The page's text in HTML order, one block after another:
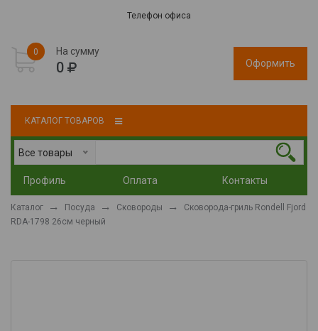
Телефон офиса
0 На сумму
0 Оформить
КАТАЛОГ ТОВАРОВ
Все товары
Профиль Оплата Контакты
Каталог Посуда Сковороды
Сковорода-гриль Rondell Fjord
RDA-1798 26см черный